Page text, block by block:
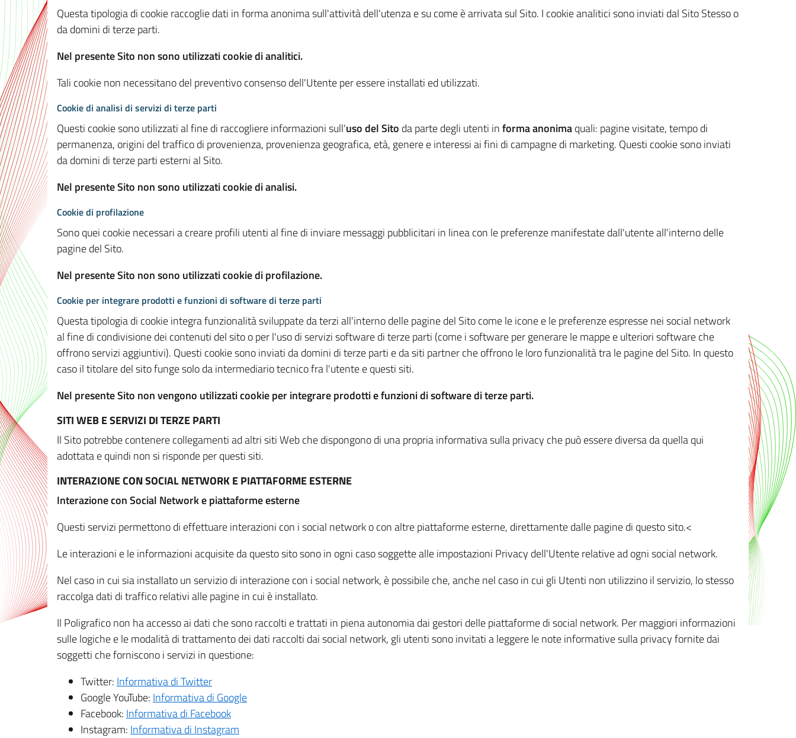
Questa tipologia di cookie raccoglie dati in forma anonima sull'attività dell'utenza e su come è arrivata sul Sito. I cookie analitici sono inviati dal Sito Stesso o
da domini di terze parti.
Nel presente Sito non sono utilizzati cookie di analitici.
Tali cookie non necessitano del preventivo consenso dell'Utente per essere installati ed utilizzati.
Cookie di analisi di servizi di terze parti
Questi cookie sono utilizzati al fine di raccogliere informazioni sull'uso del Sito da parte degli utenti informa anonimaquali: pagine visitate, tempo di
permanenza, origini del traffico di provenienza, provenienza geografica, età, genere e interessi ai fini di campagne di marketing. Questi cookie sono inviati
da domini di terze parti esterni al Sito.
Nel presente Sito non sono utilizzati cookie di analisi.
Cookie di profilazione
Sono quei cookie necessari a creare profili utenti al fine di inviare messaggi pubblicitari in linea con le preferenze manifestate dall'utente all'interno delle
pagine del Sito.
Nel presente Sito non sono utilizzati cookie di profilazione.
Cookie per integrare prodotti e funzioni di software di terze parti
Questa tipologia di cookie integra funzionalità sviluppate da terzi all'interno delle pagine del Sito come le icone e le preferenze espresse nei social network
al fine di condivisione dei contenuti del sito o per l'uso di servizi software di terze parti (come i software per generare le mappe e ulteriori software che
offrono servizi aggiuntivi). Questi cookie sono inviati da domini di terze parti e da siti partner che offrono le loro funzionalità tra le pagine del Sito. In questo
caso il titolare del sito funge solo da intermediario tecnico fra l'utente e questi siti.
Nel presente Sito non vengono utilizzati cookie per integrare prodotti e funzioni di software di terze parti.
SITI WEB E SERVIZI DI TERZE PARTI
Il Sito potrebbe contenere collegamenti ad altri siti Web che dispongono di una propria informativa sulla privacy che può essere diversa da quella qui
adottata e quindi non si risponde per questi siti.
INTERAZIONE CON SOCIAL NETWORK E PIATTAFORME ESTERNE
Interazione con Social Network e piattaforme esterne
Questi servizi permettono di effettuare interazioni con i social network o con altre piattaforme esterne, direttamente dalle pagine di questo sito.<
Le interazioni e le informazioni acquisite da questo sito sono in ogni caso soggette alle impostazioni Privacy dell'Utente relative ad ogni social network.
Nel caso in cui sia installato un servizio di interazione con i social network, è possibile che, anche nel caso in cui gli Utenti non utilizzino il servizio, lo stesso
raccolga dati di traffico relativi alle pagine in cui è installato.
Il Poligrafico non ha accesso ai dati che sono raccolti e trattati in piena autonomia dai gestori delle piattaforme di social network. Per maggiori informazioni
sulle logiche e le modalità di trattamento dei dati raccolti dai social network, gli utenti sono invitati a leggere le note informative sulla privacy fornite dai
soggetti che forniscono i servizi in questione:
Twitter: Informativa di Twitter
Google YouTube: Informativa di Google
Facebook: Informativa di Facebook
Instagram: Informativa di Instagram